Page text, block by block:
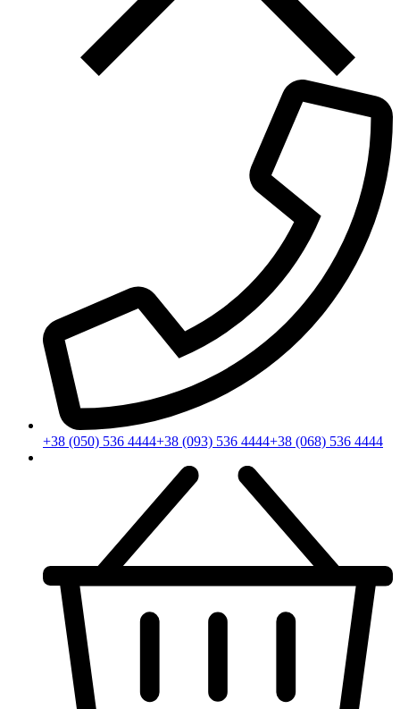
+38 (050) 536 4444+38 (093) 536 4444+38 (068) 536 4444